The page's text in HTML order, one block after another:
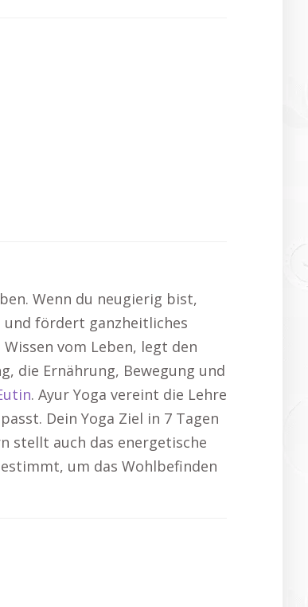
Wenn du neugierig bist,
und fördert ganzheitliches
vom Leben, legt den
die Ernährung, Bewegung und
. Ayur Yoga vereint die Lehre
Dein Yoga Ziel in 7 Tagen
stellt auch das energetische
um das Wohlbefinden